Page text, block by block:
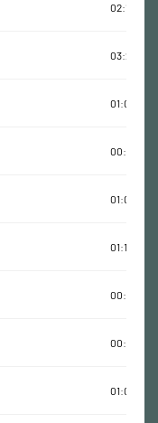
02:14:46
03:25:37
01:00:48
00:40:53
01:06:10
01:18:45
00:52:54
00:59:35
01:08:39